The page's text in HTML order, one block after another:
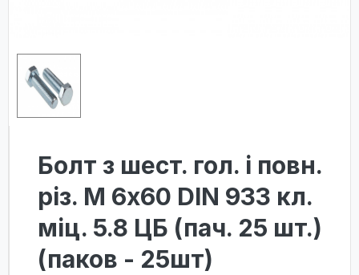
Болт з шест. гол. і повн.
різ. М 6х60 DIN 933 кл.
міц. 5.8 ЦБ (пач. 25 шт.)
(паков - 25шт)